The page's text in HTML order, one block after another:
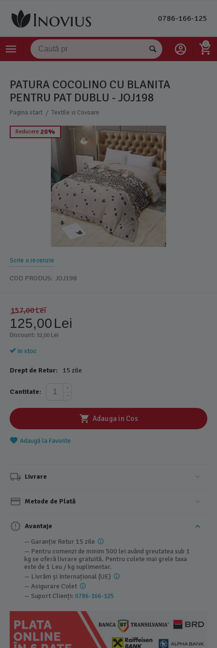
0786-166-125
0
PATURA COCOLINO CU BLANITA
PENTRU PAT DUBLU - JOJ198
Pagina start / Textile si Covoare
Reducere 20%
Scrie o recenzie
COD PRODUS: JOJ198
157,00Lei
125,00Lei
Discount: 32,00 Lei
in stoc
Drept de Retur: 15 zile
Cantitate:
+
−
Adauga in Cos
Adaugă la Favorite
Livrare
Metode de Plată
Avantaje
— Garanție Retur 15 zile
— Pentru comenzi de minim 500 lei având greutatea sub 1
kg se oferă livrare gratuită. Pentru colete mai grele taxa
este de 1 Leu / kg suplimentar.
— Livrăm și Internațional (UE)
— Asigurare Colet
— Suport Clienți:0786-166-125